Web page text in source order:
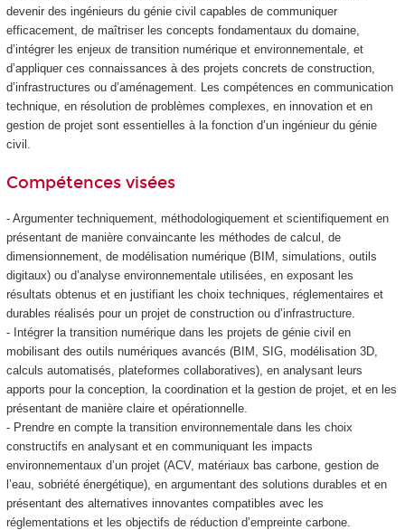
devenir des ingénieurs du génie civil capables de communiquer
efficacement, de maîtriser les concepts fondamentaux du domaine,
d’intégrer les enjeux de transition numérique et environnementale, et
d’appliquer ces connaissances à des projets concrets de construction,
d’infrastructures ou d’aménagement. Les compétences en communication
technique, en résolution de problèmes complexes, en innovation et en
gestion de projet sont essentielles à la fonction d’un ingénieur du génie
civil.
Compétences visées
- Argumenter techniquement, méthodologiquement et scientifiquement en
présentant de manière convaincante les méthodes de calcul, de
dimensionnement, de modélisation numérique (BIM, simulations, outils
digitaux) ou d’analyse environnementale utilisées, en exposant les
résultats obtenus et en justifiant les choix techniques, réglementaires et
durables réalisés pour un projet de construction ou d’infrastructure.
- Intégrer la transition numérique dans les projets de génie civil en
mobilisant des outils numériques avancés (BIM, SIG, modélisation 3D,
calculs automatisés, plateformes collaboratives), en analysant leurs
apports pour la conception, la coordination et la gestion de projet, et en les
présentant de manière claire et opérationnelle.
- Prendre en compte la transition environnementale dans les choix
constructifs en analysant et en communiquant les impacts
environnementaux d’un projet (ACV, matériaux bas carbone, gestion de
l’eau, sobriété énergétique), en argumentant des solutions durables et en
présentant des alternatives innovantes compatibles avec les
réglementations et les objectifs de réduction d’empreinte carbone.